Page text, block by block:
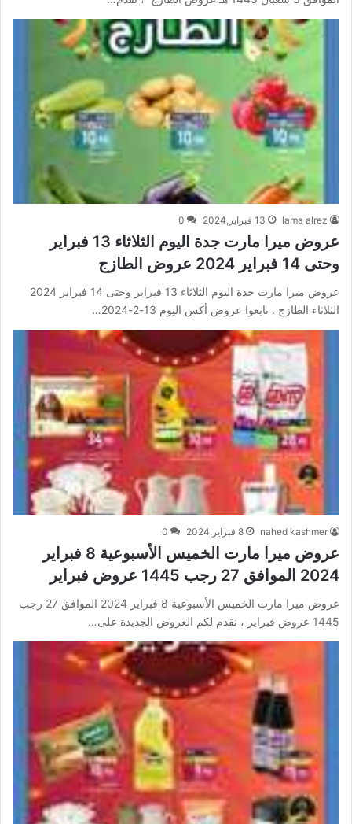
lama alrez 13 فبراير,2024 0
عروض ميرا مارت جدة اليوم الثلاثاء 13 فبراير
وحتى 14 فبراير 2024 عروض الطازج
عروض ميرا مارت جدة اليوم الثلاثاء 13 فبراير وحتى 14 فبراير 2024
الثلاثاء الطازج . تابعوا عروض أكس اليوم 13-2-2024…
nahed kashmer 8 فبراير,2024 0
عروض ميرا مارت الخميس الأسبوعية 8 فبراير
2024 الموافق 27 رجب 1445 عروض فبراير
عروض ميرا مارت الخميس الأسبوعية 8 فبراير 2024 الموافق 27 رجب
1445 عروض فبراير ، نقدم لكم العروض الجديدة على…